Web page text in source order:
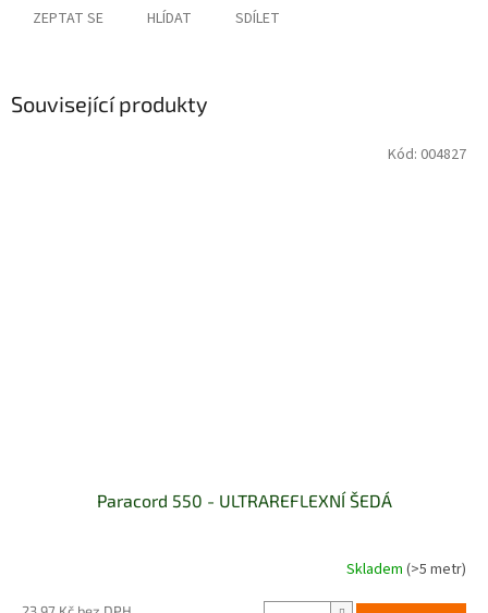
ZEPTAT SE HLÍDAT SDÍLET
Související produkty
Paracord 550 - ULTRAREFLEXNÍ ŠEDÁ
Skladem(>5 metr)
Kód: 004827